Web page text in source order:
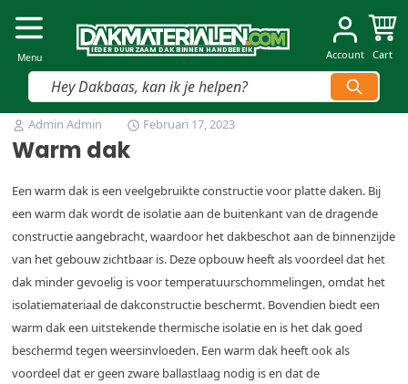
IEDERDUURZ AAMDAKB INNENHANDBEREIK
IEDERDUURZ AAMDAKB INNENHANDBEREIK
Dakmaterialen.com
Vind snel jouw product
Account Cart
Menu
Ga naar de inhoud
Admin Admin Februari 17, 2023
Warm dak
Een warm dak is een veelgebruikte constructie voor platte daken. Bij
een warm dak wordt de isolatie aan de buitenkant van de dragende
constructie aangebracht, waardoor het dakbeschot aan de binnenzijde
van het gebouw zichtbaar is. Deze opbouw heeft als voordeel dat het
dak minder gevoelig is voor temperatuurschommelingen, omdat het
isolatiemateriaal de dakconstructie beschermt. Bovendien biedt een
warm dak een uitstekende thermische isolatie en is het dak goed
beschermd tegen weersinvloeden. Een warm dak heeft ook als
voordeel dat er geen zware ballastlaag nodig is en dat de